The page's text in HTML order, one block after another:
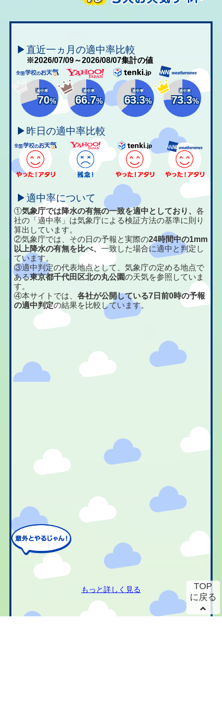
▶直近一ヵ月の適中率比較
※2026/07/09～2026/08/07集計の値
適中率
70%
適中率
66.7%
適中率
63.3%
適中率
73.3%
▶昨日の適中率比較
▶適中率について
①気象庁では降水の有無の一致を適中としており、各
社の「適中率」は気象庁による検証方法の基準に則り
算出しています。
②気象庁では、その日の予報と実際の24時間中の1mm
以上降水の有無を比べ、一致した場合に適中と判定し
ています。
③適中判定の代表地点として、気象庁の定める地点で
ある東京都千代田区北の丸公園の天気を参照していま
す。
④本サイトでは、各社が公開している7日前0時の予報
の適中判定の結果を比較しています。
もっと詳しく見る
TOP
に戻る